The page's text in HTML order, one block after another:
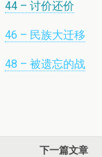
44 – 讨价还价
46 – 民族大迁移
48 – 被遗忘的战
下一篇文章